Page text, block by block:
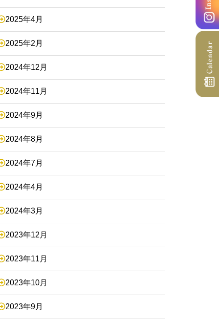
2025年4月
2025年2月
2024年12月
2024年11月
2024年9月
2024年8月
2024年7月
2024年4月
2024年3月
2023年12月
2023年11月
2023年10月
2023年9月